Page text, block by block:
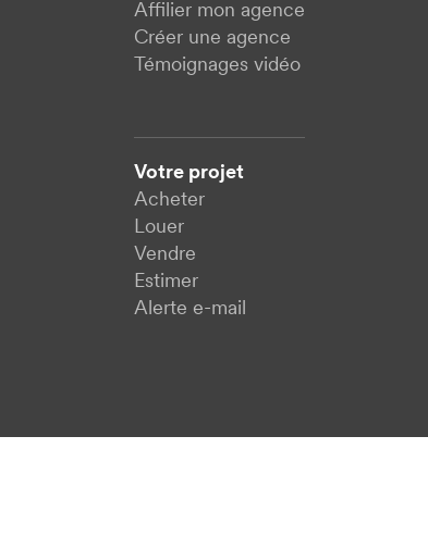
Affilier mon agence
Créer une agence
Témoignages vidéo
Votre projet
Acheter
Louer
Vendre
Estimer
Alerte e-mail